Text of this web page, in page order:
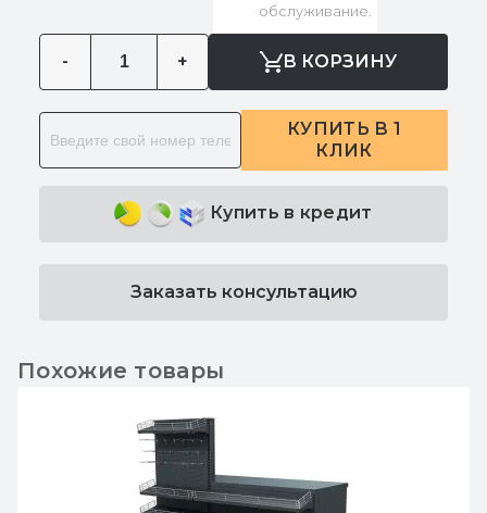
обслуживание.
- + В КОРЗИНУ
КУПИТЬ В 1
КЛИК
Купить в кредит
Заказать консультацию
Похожие товары